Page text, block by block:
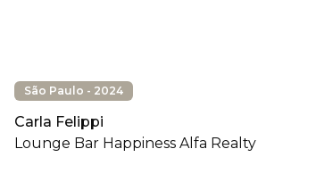
São Paulo - 2024
Carla Felippi
Lounge Bar Happiness Alfa Realty